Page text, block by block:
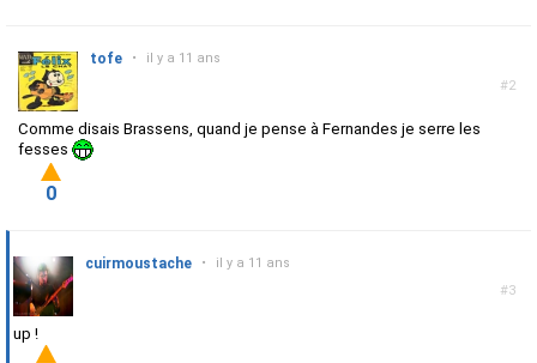
#2
tofe • il y a 11 ans
Comme disais Brassens, quand je pense à Fernandes je serre les
fesses
0
#3
cuirmoustache • il y a 11 ans
up !